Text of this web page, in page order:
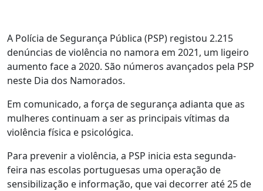
A Polícia de Segurança Pública (PSP) registou 2.215
denúncias de violência no namora em 2021, um ligeiro
aumento face a 2020. São números avançados pela PSP
neste Dia dos Namorados.
Em comunicado, a força de segurança adianta que as
mulheres continuam a ser as principais vítimas da
violência física e psicológica.
Para prevenir a violência, a PSP inicia esta segunda-
feira nas escolas portuguesas uma operação de
sensibilização e informação, que vai decorrer até 25 de